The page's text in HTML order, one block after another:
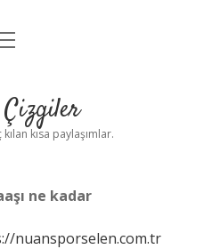
Uyarıkısa paylaşımlar.
ne kadar
nuansporselen.com.tr